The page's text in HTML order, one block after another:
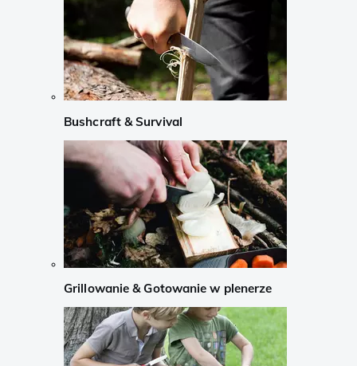
Bushcraft & Survival
Grillowanie & Gotowanie w plenerze